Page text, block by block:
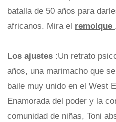
batalla de 50 años para
africanos. Mira el remolque
Los ajustes :Un retrato
años, una marimacho que
baile muy unido en el West
Enamorada del poder y la
comunidad de niñas, Toni